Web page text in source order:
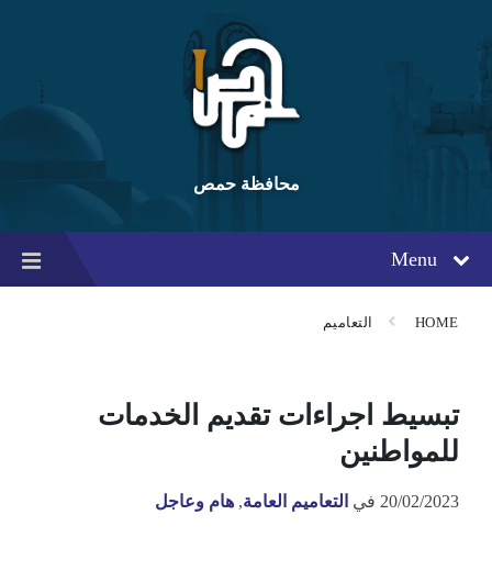
content
main
navigation
footer
محافظة حمص
Menu
HOME التعاميم
تبسيط اجراءات تقديم الخدمات
للمواطنين
20/02/2023 في التعاميم العامة, هام وعاجل